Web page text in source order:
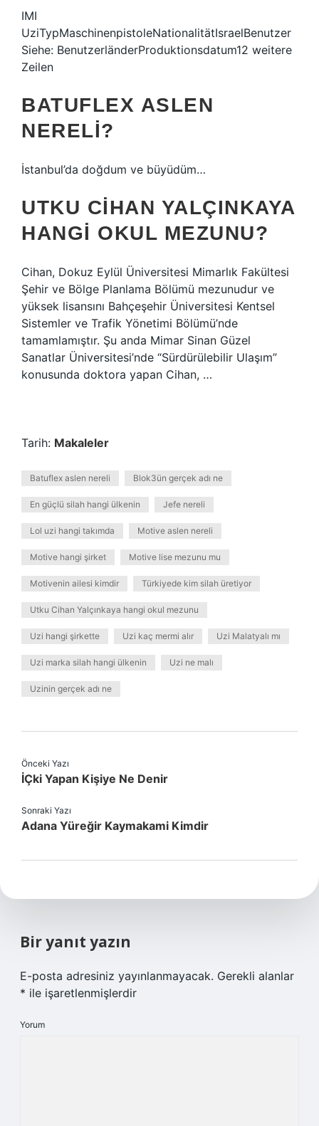
IMI
UziTypMaschinenpistoleNationalitätIsraelBenutzer
Siehe: BenutzerländerProduktionsdatum12 weitere
Zeilen
BATUFLEX ASLEN
NERELI?
İstanbul’da doğdum ve büyüdüm…
UTKU CIHAN YALÇINKAYA
HANGI OKUL MEZUNU?
Cihan, Dokuz Eylül Üniversitesi Mimarlık Fakültesi
Şehir ve Bölge Planlama Bölümü mezunudur ve
yüksek lisansını Bahçeşehir Üniversitesi Kentsel
Sistemler ve Trafik Yönetimi Bölümü’nde
tamamlamıştır. Şu anda Mimar Sinan Güzel
Sanatlar Üniversitesi’nde “Sürdürülebilir Ulaşım”
konusunda doktora yapan Cihan, …
Tarih: Makaleler
Batuflex aslen nereli Blok3ün gerçek adı ne
En güçlü silah hangi ülkenin Jefe nereli
Lol uzi hangi takımda Motive aslen nereli
Motive hangi şirket Motive lise mezunu mu
Motivenin ailesi kimdir Türkiyede kim silah üretiyor
Utku Cihan Yalçınkaya hangi okul mezunu
Uzi hangi şirkette Uzi kaç mermi alır Uzi Malatyalı mı
Uzi marka silah hangi ülkenin Uzi ne malı
Uzinin gerçek adı ne
Önceki Yazı
İÇki Yapan Kişiye Ne Denir
Sonraki Yazı
Adana Yüreğir Kaymakami Kimdir
Bir yanıt yazın
E-posta adresiniz yayınlanmayacak. Gerekli alanlar
* ile işaretlenmişlerdir
Yorum